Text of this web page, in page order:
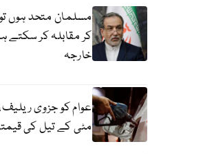
مسلمان متحد ہوں
کر مقابلہ کر سکتے
خارجہ
عوام کو جزوی ریلیف،
مٹی کے تیل کی